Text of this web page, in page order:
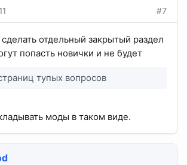
#7
отдельный закрытый раздел
попасть новички и не будет
тупых вопросов
моды в таком виде.